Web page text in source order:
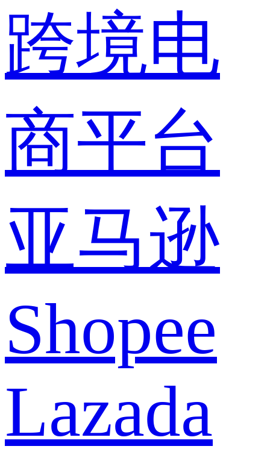
跨境电
商平台
亚马逊
Shopee
Lazada